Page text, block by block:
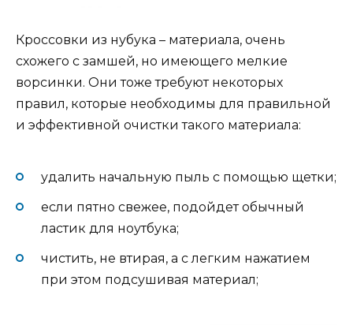
Кроссовки из нубука – материала, очень
схожего с замшей, но имеющего мелкие
ворсинки. Они тоже требуют некоторых
правил, которые необходимы для правильной
и эффективной очистки такого материала:
удалить начальную пыль с помощью щетки;
если пятно свежее, подойдет обычный
ластик для ноутбука;
чистить, не втирая, а с легким нажатием
при этом подсушивая материал;